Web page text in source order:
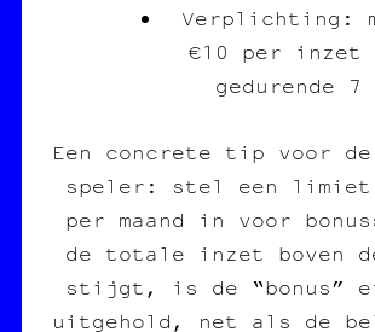
Verplichting:
€10 per inzet
gedurende 7
Een concrete tip voor
speler: stel een limiet
per maand in voor
de totale inzet boven
stijgt, is de “bonus”
uitgehold, net als de